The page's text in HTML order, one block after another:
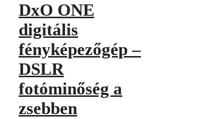
DxO ONE
digitális
fényképezőgép –
DSLR
fotóminőség a
zsebben